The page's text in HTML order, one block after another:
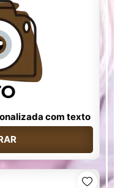
com texto